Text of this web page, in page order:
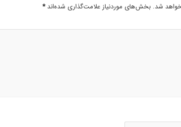
شد. بخش‌های موردنیاز علامت‌گذاری شده‌اند*